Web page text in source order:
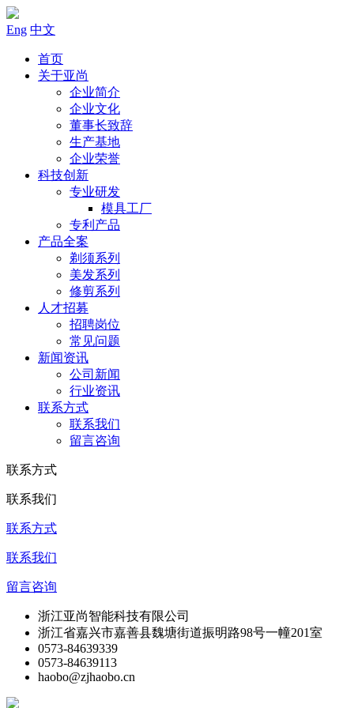
Eng 中文
首页
关于亚尚
企业简介
企业文化
董事长致辞
生产基地
企业荣誉
科技创新
专业研发
模具工厂
专利产品
产品全案
剃须系列
美发系列
修剪系列
人才招募
招聘岗位
常见问题
新闻资讯
公司新闻
行业资讯
联系方式
联系我们
留言咨询
联系方式
联系我们
联系方式
联系我们
留言咨询
浙江亚尚智能科技有限公司
浙江省嘉兴市嘉善县魏塘街道振明路98号一幢201室
0573-84639339
0573-84639113
haobo@zjhaobo.cn